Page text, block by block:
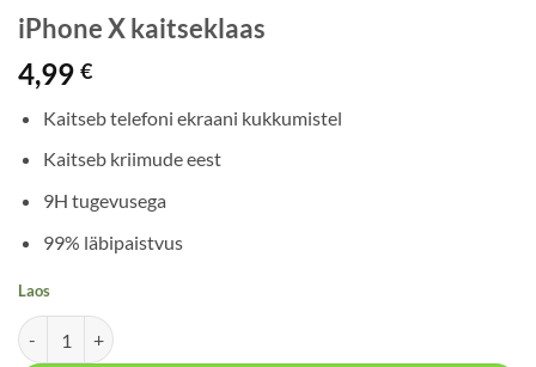
iPhone X kaitseklaas
4,99 €
Kaitseb telefoni ekraani kukkumistel
Kaitseb kriimude eest
9H tugevusega
99% läbipaistvus
Laos
iPhone X kaitseklaas kogus